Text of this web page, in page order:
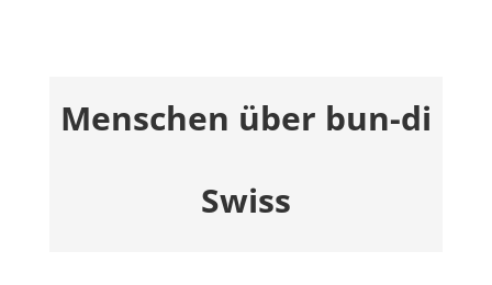
Menschen über bun-di
Swiss